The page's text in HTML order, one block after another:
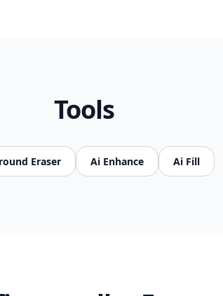
Tools
Eraser Ai Enhance Ai Fill